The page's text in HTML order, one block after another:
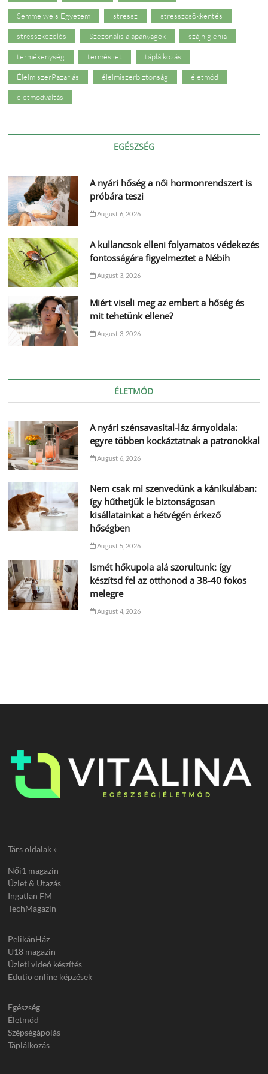
Semmelweis Egyetem stressz stresszcsökkentés
stresszkezelés Szezonális alapanyagok szájhigiénia
termékenység természet táplálkozás
ÉlelmiszerPazarlás élelmiszerbiztonság életmód
életmódváltás
EGÉSZSÉG
A nyári hőség a női hormonrendszert is
próbára teszi
August 6, 2026
A kullancsok elleni folyamatos védekezés
fontosságára figyelmeztet a Nébih
August 3, 2026
Miért viseli meg az embert a hőség és
mit tehetünk ellene?
August 3, 2026
ÉLETMÓD
A nyári szénsavasital-láz árnyoldala:
egyre többen kockáztatnak a patronokkal
August 6, 2026
Nem csak mi szenvedünk a kánikulában:
így hűthetjük le biztonságosan
kisállatainkat a hétvégén érkező
hőségben
August 5, 2026
Ismét hőkupola alá szorultunk: így
készítsd fel az otthonod a 38-40 fokos
melegre
August 4, 2026
Társ oldalak »
Női1 magazin
Üzlet & Utazás
Ingatlan FM
TechMagazin
PelikánHáz
U18 magazin
Üzleti videó készítés
Edutio online képzések
Egészség
Életmód
Szépségápolás
Táplálkozás